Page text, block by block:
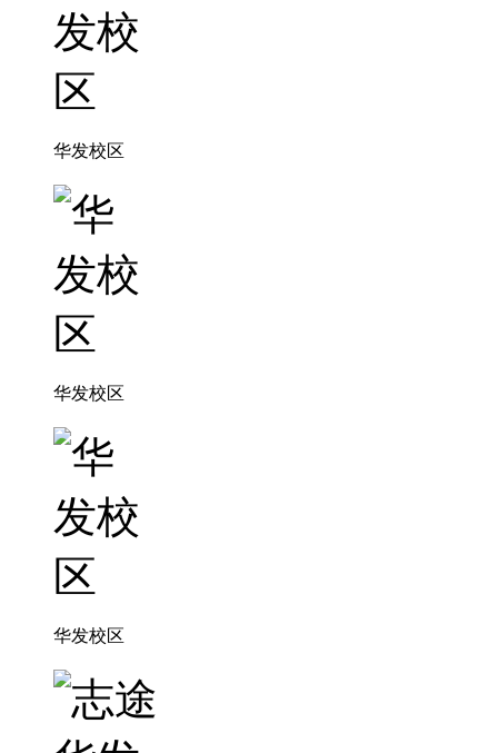
华发校区
华发校区
华发校区